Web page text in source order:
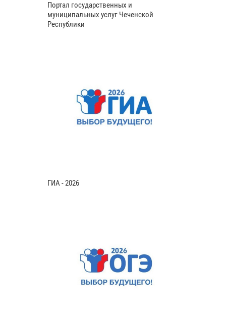
Портал государственных и
муниципальных услуг Чеченской
Республики
ГИА - 2026